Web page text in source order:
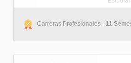
Carreras Profesionales - 11